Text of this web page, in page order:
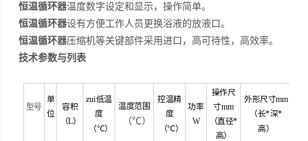
恒温循环器温度数字设定和显示，操作简单。
恒温循环器设有方便工作人员更换浴液的放液口。
恒温循环器压缩机等关键部件采用进口，高可待性，高效率。
技术参数与列表
型号
单
位
容积
（L）
zui低温
度
（℃）
温度范围
（℃）
控温精
度
（℃）
功率
W
操作尺
寸mm
（直径*
高）
外形尺寸mm
（长*深*
高）